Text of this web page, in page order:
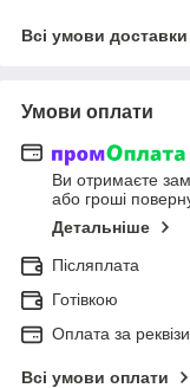
Всі умови доставки
Умови оплати
Ви отримаєте
або гроші
Детальніше
Післяплата
Готівкою
Оплата за
Всі умови оплати